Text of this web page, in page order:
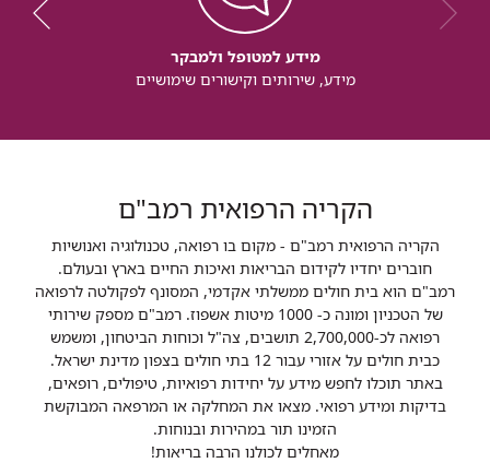
מידע למטופל ולמבקר
מידע, שירותים וקישורים שימושיים
הקריה הרפואית רמב"ם
הקריה הרפואית רמב"ם - מקום בו רפואה, טכנולוגיה ואנושיות
חוברים יחדיו לקידום הבריאות ואיכות החיים בארץ ובעולם.
רמב"ם הוא בית חולים ממשלתי אקדמי, המסונף לפקולטה לרפואה
של הטכניון ומונה כ- 1000 מיטות אשפוז. רמב"ם מספק שירותי
רפואה לכ-2,700,000 תושבים, צה"ל וכוחות הביטחון, ומשמש
כבית חולים על אזורי עבור 12 בתי חולים בצפון מדינת ישראל.
באתר תוכלו לחפש מידע על יחידות רפואיות, טיפולים, רופאים,
בדיקות ומידע רפואי. מצאו את המחלקה או המרפאה המבוקשת
הזמינו תור במהירות ובנוחות.
מאחלים לכולנו הרבה בריאות!